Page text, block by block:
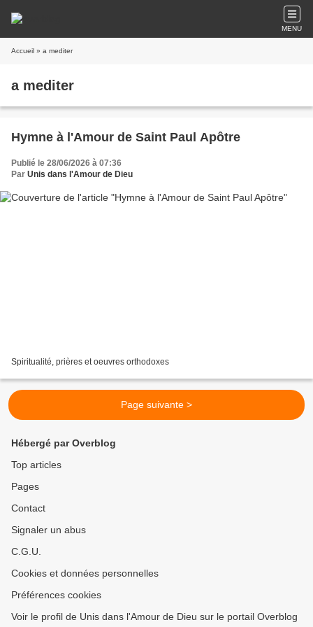
MENU
Accueil » a mediter
a mediter
Hymne à l'Amour de Saint Paul Apôtre
Publié le 28/06/2026 à 07:36
Par Unis dans l'Amour de Dieu
Spiritualité, prières et oeuvres orthodoxes
Page suivante >
Hébergé par Overblog
Top articles
Pages
Contact
Signaler un abus
C.G.U.
Cookies et données personnelles
Préférences cookies
Voir le profil de Unis dans l'Amour de Dieu sur le portail Overblog